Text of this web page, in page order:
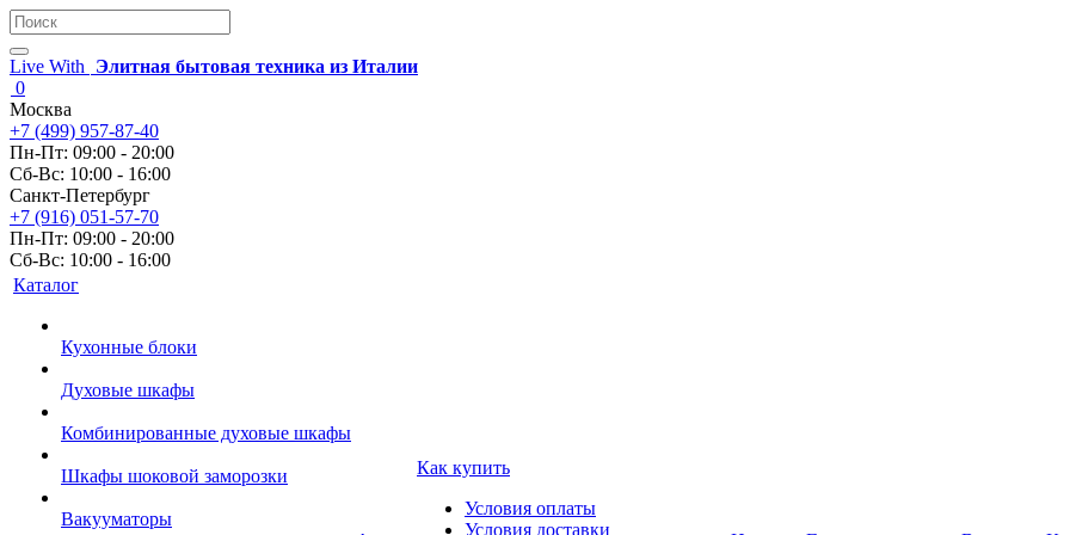
Live With
Элитная бытовая техника из Италии
0
Москва
+7 (499) 957-87-40
Пн-Пт: 09:00 - 20:00
Сб-Вс: 10:00 - 16:00
Санкт-Петербург
+7 (916) 051-57-70
Пн-Пт: 09:00 - 20:00
Сб-Вс: 10:00 - 16:00
Каталог
Кухонные блоки
Духовые шкафы
Комбинированные духовые шкафы
Шкафы шоковой заморозки
Вакууматоры
Как купить
Условия оплаты
Условия доставки